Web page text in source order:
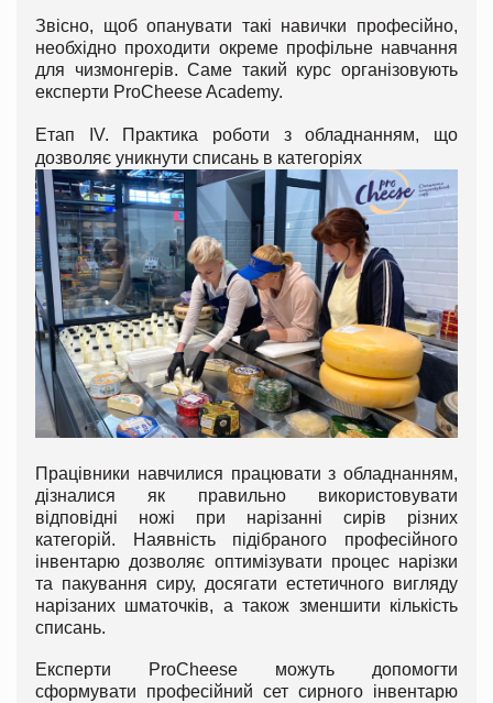
Звісно, щоб опанувати такі навички професійно,
необхідно проходити окреме профільне навчання
для чизмонгерів. Саме такий курс організовують
експерти ProCheese Academy.
Етап IV. Практика роботи з обладнанням, що
дозволяє уникнути списань в категоріях
Працівники навчилися працювати з обладнанням,
дізналися як правильно використовувати
відповідні ножі при нарізанні сирів різних
категорій. Наявність підібраного професійного
інвентарю дозволяє оптимізувати процес нарізки
та пакування сиру, досягати естетичного вигляду
нарізаних шматочків, а також зменшити кількість
списань.
Експерти ProCheese можуть допомогти
сформувати професійний сет сирного інвентарю